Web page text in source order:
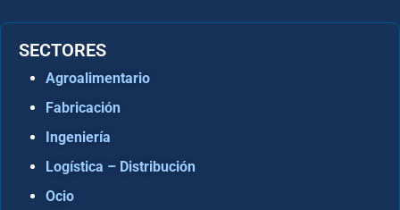
SECTORES
Agroalimentario
Fabricación
Ingeniería
Logística – Distribución
Ocio